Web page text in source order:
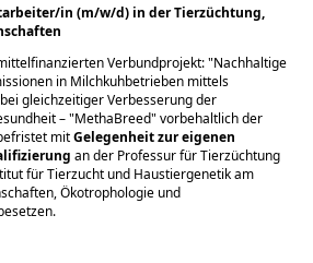
in (m/w/d) in der Tierzüchtung,
Verbundprojekt: Nachhaltige
in Milchkuhbetrieben mittels
gleichzeitiger Verbesserung der
– MethaBreed" vorbehaltlich der
mitGelegenheit zur eigenen
an der Professur für Tierzüchtung
für Tierzucht und Haustiergenetik am
Ökotrophologie und